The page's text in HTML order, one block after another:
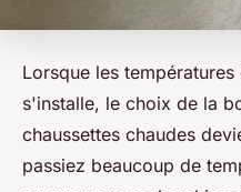
Lorsque les
s'installe, le choix de la
chaussettes chaudes
passiez beaucoup de